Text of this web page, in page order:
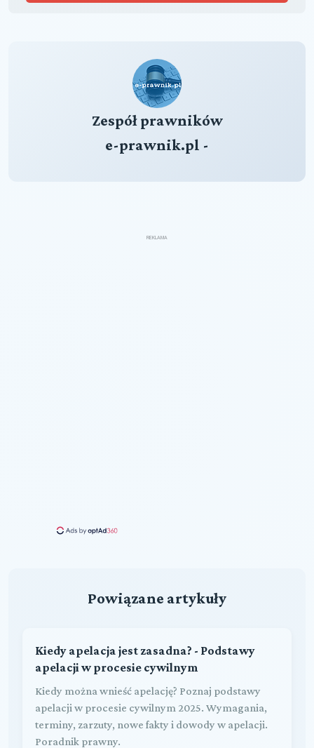
Zespół prawników
e-prawnik.pl -
REKLAMA
Powiązane artykuły
Kiedy apelacja jest zasadna? - Podstawy
apelacji w procesie cywilnym
Kiedy można wnieść apelację? Poznaj podstawy
apelacji w procesie cywilnym 2025. Wymagania,
terminy, zarzuty, nowe fakty i dowody w apelacji.
Poradnik prawny.